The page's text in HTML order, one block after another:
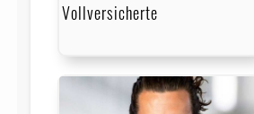
Vollversicherte